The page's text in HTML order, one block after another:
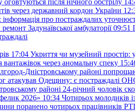
після нічного обстрілу
через державний кордон України
інформація про постраждалих
Задунаївської амбулаторії 09:51
17:04 Укриття чи музейний простір:
через аномальну спеку
Дністровському районі
атакував Одещину: є постраждалі
районі 24-річний чоловік
2026» 10:34 Чотирьох молодиків
поранено чотирьох працівників